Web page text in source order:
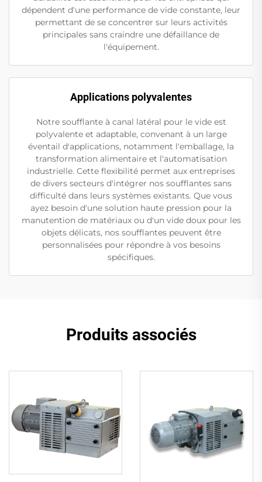
dépendent d'une performance de vide constante, leur
permettant de se concentrer sur leurs activités
principales sans craindre une défaillance de
l'équipement.
Applications polyvalentes
Notre soufflante à canal latéral pour le vide est
polyvalente et adaptable, convenant à un large
éventail d'applications, notamment l'emballage, la
transformation alimentaire et l'automatisation
industrielle. Cette flexibilité permet aux entreprises
de divers secteurs d'intégrer nos soufflantes sans
difficulté dans leurs systèmes existants. Que vous
ayez besoin d'une solution haute pression pour la
manutention de matériaux ou d'un vide doux pour les
objets délicats, nos soufflantes peuvent être
personnalisées pour répondre à vos besoins
spécifiques.
Produits associés